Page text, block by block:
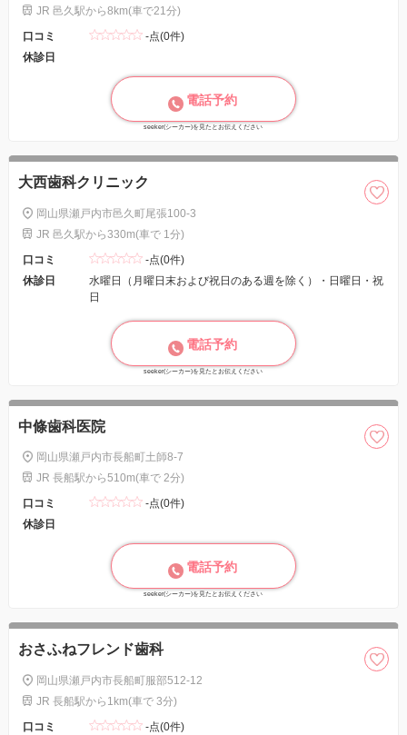
JR 邑久駅から8km(車で21分)
口コミ
-点(0件)
休診日
電話予約
seeker(シーカー)を見たとお伝えください
大西歯科クリニック
岡山県瀬戸内市邑久町尾張100-3
JR 邑久駅から330m(車で 1分)
口コミ
-点(0件)
休診日
水曜日（月曜日末および祝日のある週を除く）・日曜日・祝
日
電話予約
seeker(シーカー)を見たとお伝えください
中條歯科医院
岡山県瀬戸内市長船町土師8-7
JR 長船駅から510m(車で 2分)
口コミ
-点(0件)
休診日
電話予約
seeker(シーカー)を見たとお伝えください
おさふねフレンド歯科
岡山県瀬戸内市長船町服部512-12
JR 長船駅から1km(車で 3分)
口コミ
-点(0件)